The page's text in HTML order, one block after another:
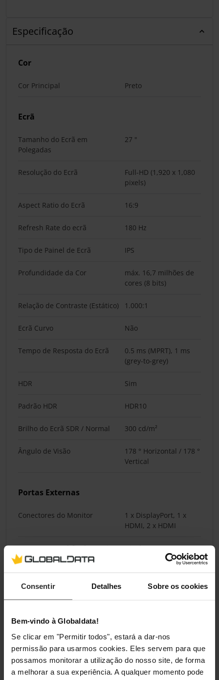
Consentir Detalhes Sobre os cookies
Bem-vindo à Globaldata!
Se clicar em "Permitir todos", estará a dar-nos
permissão para usarmos cookies. Eles servem para que
possamos monitorar a utilização do nosso site, de forma
a melhorar a sua experiência. A qualquer momento pode
Especificação
Cor
Cor Principal Preto
Ecrã
Tamanho do Ecrã em
Polegadas
27 "
Resolução do Ecrã
Full-HD (1,920 x 1,080
pixels)
Aspect Ratio do Ecrã 16:9
Refresh Rate do ecrã 180 Hz
Tipo de Painel de Ecrã IPS
Profundidade da Cor
máx. 16,7 milhões de
cores (8 bits)
Relação de Contraste (Estático) 1.000:1
Ecrã Curvo Não
Tempo de Resposta do Ecrã
0.5 ms (MPRT), 1 ms
(grey-to-grey)
HDR Sim
Padrão HDR HDR10
Brilho do Ecrã SDR / Normal 300 cd/m²
Ângulo de Visão
178 ° Horizontal / 178 °
Vertical
Portas Externas
Conectores do Monitor
1 x DisplayPort, 1 x
HDMI, 2 x HDMI
Conectores Padrão do Monitor
DisplayPort 1.4, HDMI
Normas/Especificações
SYNC / FreeSync)
Especificação Padrão
DisplayPort 1.4, HDMI
2.0